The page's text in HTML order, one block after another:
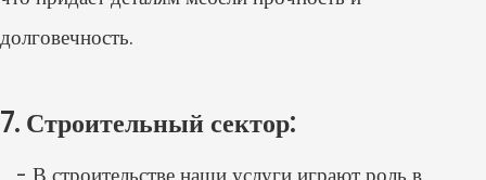
долговечность.
7. Строительный сектор: